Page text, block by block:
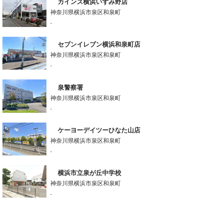
カインズ横浜いずみ野店
神奈川県横浜市泉区和泉町
-
セブンイレブン横浜和泉町店
神奈川県横浜市泉区和泉町
-
泉警察署
神奈川県横浜市泉区和泉町
-
ケーヨーデイツーひなた山店
神奈川県横浜市泉区和泉町
-
横浜市立泉が丘中学校
神奈川県横浜市泉区和泉町
-